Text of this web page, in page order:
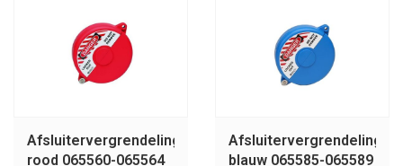
Afsluitervergrendelingen
rood 065560-065564
Afsluitervergrendelingen
blauw 065585-065589